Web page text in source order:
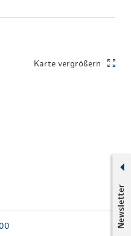
Newsletter
Karte vergrößern